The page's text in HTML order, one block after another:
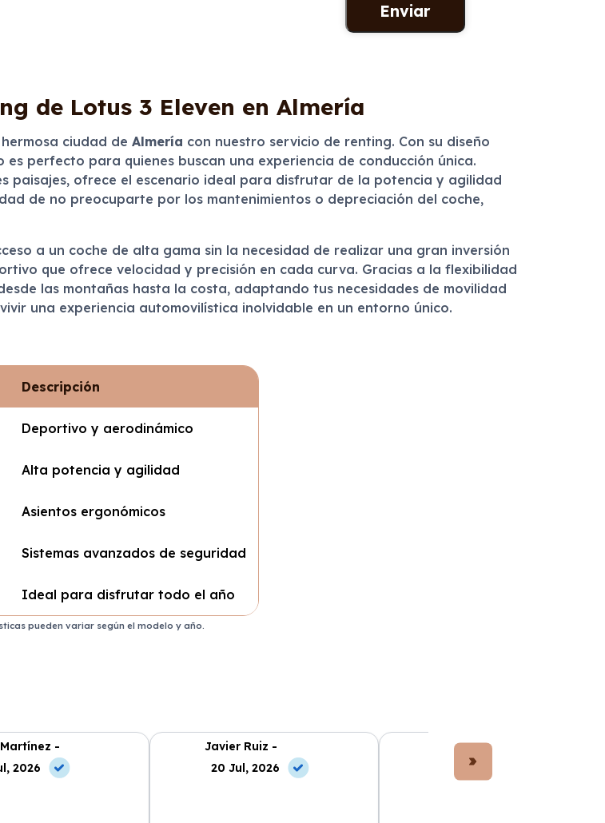
de Lotus 3 Eleven en Almería
ciudad de Almería con nuestro servicio de renting. Con su diseño
perfecto para quienes buscan una experiencia de conducción única.
paisajes, ofrece el escenario ideal para disfrutar de la potencia y agilidad
de no preocuparte por los mantenimientos o depreciación del coche,
a un coche de alta gama sin la necesidad de realizar una gran inversión
que ofrece velocidad y precisión en cada curva. Gracias a la flexibilidad
las montañas hasta la costa, adaptando tus necesidades de movilidad
una experiencia automovilística inolvidable en un entorno único.
Descripción
Deportivo y aerodinámico
Alta potencia y agilidad
Asientos ergonómicos
Sistemas avanzados de seguridad
Ideal para disfrutar todo el año
pueden variar según el modelo y año.
-
2026
Javier Ruiz -
20 Jul, 2026
Lucía Fernández -
10 May, 2026